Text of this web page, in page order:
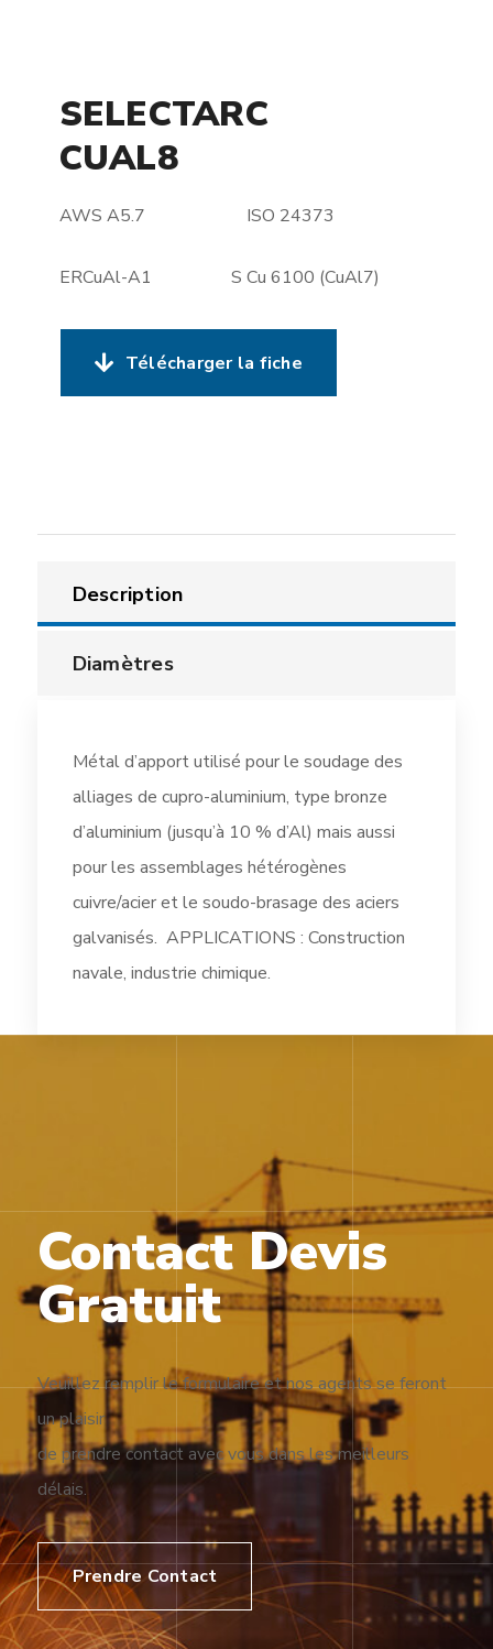
SELECTARC
CUAL8
AWS A5.7 ISO 24373
ERCuAl-A1 S Cu 6100 (CuAl7)
Télécharger la fiche
Description
Diamètres
Métal d’apport utilisé pour le soudage des
alliages de cupro-aluminium, type bronze
d’aluminium (jusqu’à 10 % d’Al) mais aussi
pour les assemblages hétérogènes
cuivre/acier et le soudo-brasage des aciers
galvanisés. APPLICATIONS : Construction
navale, industrie chimique.
Contact Devis
Gratuit
Veuillez remplir le formulaire et nos agents se feront
un plaisir
de prendre contact avec vous dans les meilleurs
délais.
Prendre Contact